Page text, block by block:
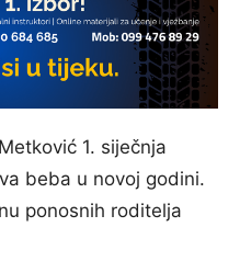
1. siječnja
beba u novoj godini.
ponosnih roditelja